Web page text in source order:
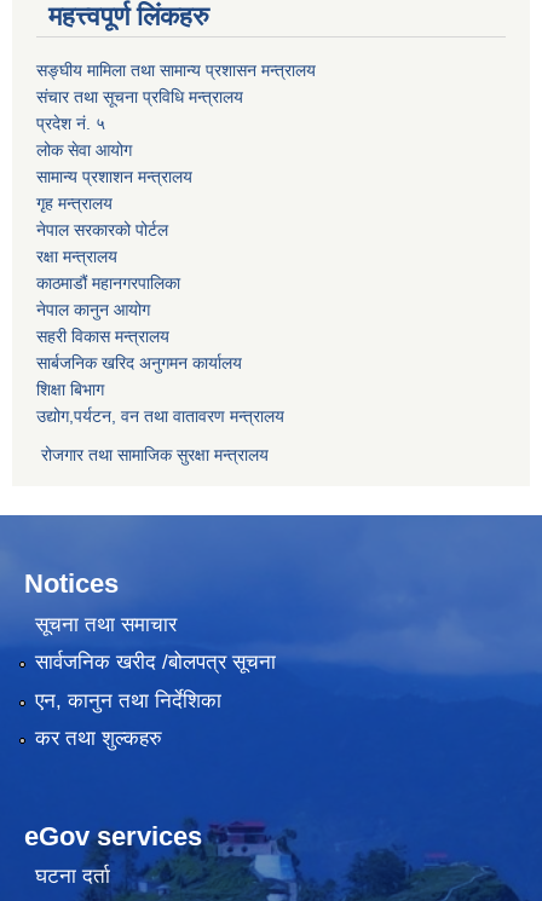
महत्त्वपूर्ण लिंकहरु
सङ्घीय मामिला तथा सामान्य प्रशासन मन्त्रालय
संचार तथा सूचना प्रविधि मन्त्रालय
प्रदेश नं. ५
लोक सेवा आयोग
सामान्य प्रशाशन मन्त्रालय
गृह मन्त्रालय
नेपाल सरकारको पोर्टल
रक्षा मन्त्रालय
काठमाडौं महानगरपालिका
नेपाल कानुन आयोग
सहरी विकास मन्त्रालय
सार्बजनिक खरिद अनुगमन कार्यालय
शिक्षा बिभाग
उद्योग,पर्यटन, वन तथा वातावरण मन्त्रालय
रोजगार तथा सामाजिक सुरक्षा मन्त्रालय
Notices
सूचना तथा समाचार
सार्वजनिक खरीद /बोलपत्र सूचना
एन, कानुन तथा निर्देशिका
कर तथा शुल्कहरु
eGov services
घटना दर्ता